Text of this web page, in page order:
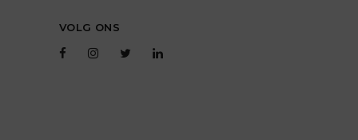
VOLG ONS